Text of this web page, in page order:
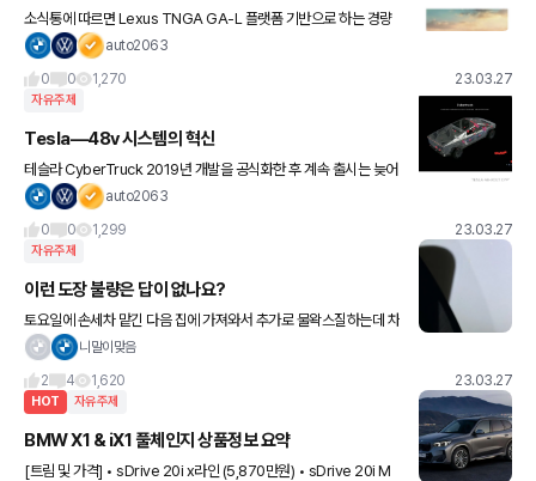
소식통에 따르면 Lexus TNGA GA-L 플랫폼 기반으로 하는 경량
알루미늄 합금 섀시와 카본 파이버 바디를 적용한 슈퍼카 플러그인
auto2063
0
0 1,270 23.03.27
자유주제
Tesla—48v 시스템의 혁신
테슬라 CyberTruck 2019년 개발을 공식화한 후 계속 출시는 늦어
지는 가운데 드뎌 생산에 가까워진 것으로 보여 집니다. 특히 일전에
auto2063
0
0 1,299 23.03.27
자유주제
이런 도장 불량은 답이 없나요?
토요일에 손세차 맡긴 다음 집에 가져와서 추가로 물왁스질하는데 차
여기저기이 사진에 보이는 누런 얼룩 같은게 좀 있더라구요 손세차까
니말이맞음
2
4 1,620 23.03.27
HOT 자유주제
BMW X1 & iX1 풀체인지 상품정보 요약
[트림 및 가격] • sDrive 20i x라인 (5,870만원) • sDrive 20i M